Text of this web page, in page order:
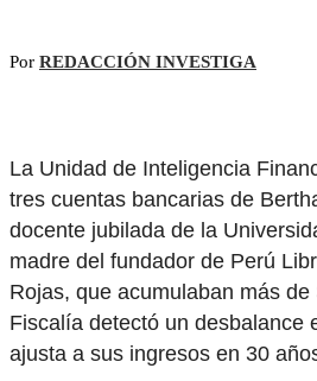
Por REDACCIÓN INVESTIGA
La Unidad de Inteligencia
tres cuentas bancarias de
docente jubilada de la
madre del fundador de Perú
Rojas, que acumulaban más
Fiscalía detectó un desbalance
ajusta a sus ingresos en 30